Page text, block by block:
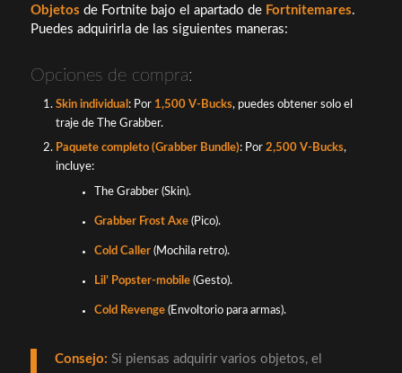
Objetos de Fortnite bajo el apartado de Fortnitemares.
Puedes adquirirla de las siguientes maneras:
Opciones de compra:
Skin individual : Por 1,500 V-Bucks, puedes obtener solo el
traje de The Grabber.
Paquete completo (Grabber Bundle): Por 2,500 V-Bucks,
incluye:
The Grabber (Skin).
Grabber Frost Axe(Pico).
Cold Caller(Mochila retro).
Lil’ Popster-mobile(Gesto).
Cold Revenge(Envoltorio para armas).
Consejo: Si piensas adquirir varios objetos, el